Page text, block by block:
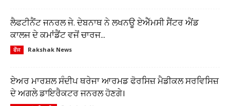
ਲੈਫਟੀਨੈਂਟ ਜਨਰਲ ਜੇ. ਦੇਬਨਾਥ ਨੇ ਲਖਨਊ ਏਐੱਮਸੀ ਸੈਂਟਰ ਐਂਡ
ਕਾਲਜ ਦੇ ਕਮਾਂਡੈਂਟ ਵਜੋਂ ਚਾਰਜ...
ਫੌਜ Rakshak News
ਏਅਰ ਮਾਰਸ਼ਲ ਸੰਦੀਪ ਥਰੇਜਾ ਆਰਮਡ ਫੋਰਸਿਜ਼ ਮੈਡੀਕਲ ਸਰਵਿਸਿਜ਼
ਦੇ ਅਗਲੇ ਡਾਇਰੈਕਟਰ ਜਨਰਲ ਹੋਣਗੇ।